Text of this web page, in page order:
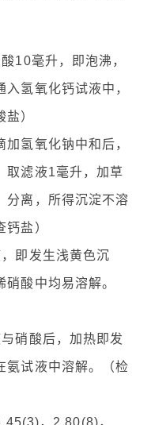
10毫升，即泡沸，
氢氧化钙试液中，
）
氢氧化钠中和后，
取滤液1毫升，加草
分离，所得沉淀不溶
盐）
即发生浅黄色沉
酸中均易溶解。
硝酸后，加热即发
氨试液中溶解。（检
，2.80(8)，